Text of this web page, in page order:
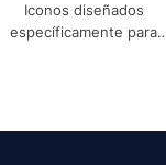
Iconos diseñados
específicamente para